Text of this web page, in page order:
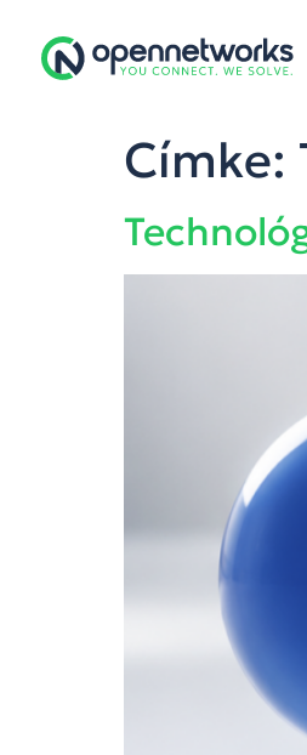
Címke: